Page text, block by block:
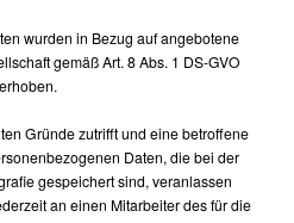
wurden in Bezug auf angebotene
gemäß Art. 8 Abs. 1 DS-GVO
erhoben.
Gründe zutrifft und eine betroffene
Daten, die bei der
gespeichert sind, veranlassen
an einen Mitarbeiter des für die